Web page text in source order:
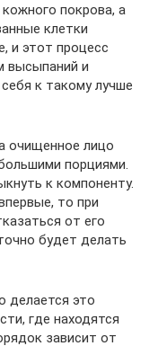
покрова, а
клетки
и этот процесс
высыпаний и
к такому лучше
очищенное лицо
порциями.
к компоненту.
то при
от его
будет делать
делается это
где находятся
зависит от